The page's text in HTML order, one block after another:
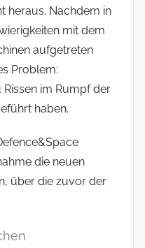
heraus. Nachdem in
mit dem
aufgetreten
Problem:
im Rumpf der
haben.
die neuen
über die zuvor der